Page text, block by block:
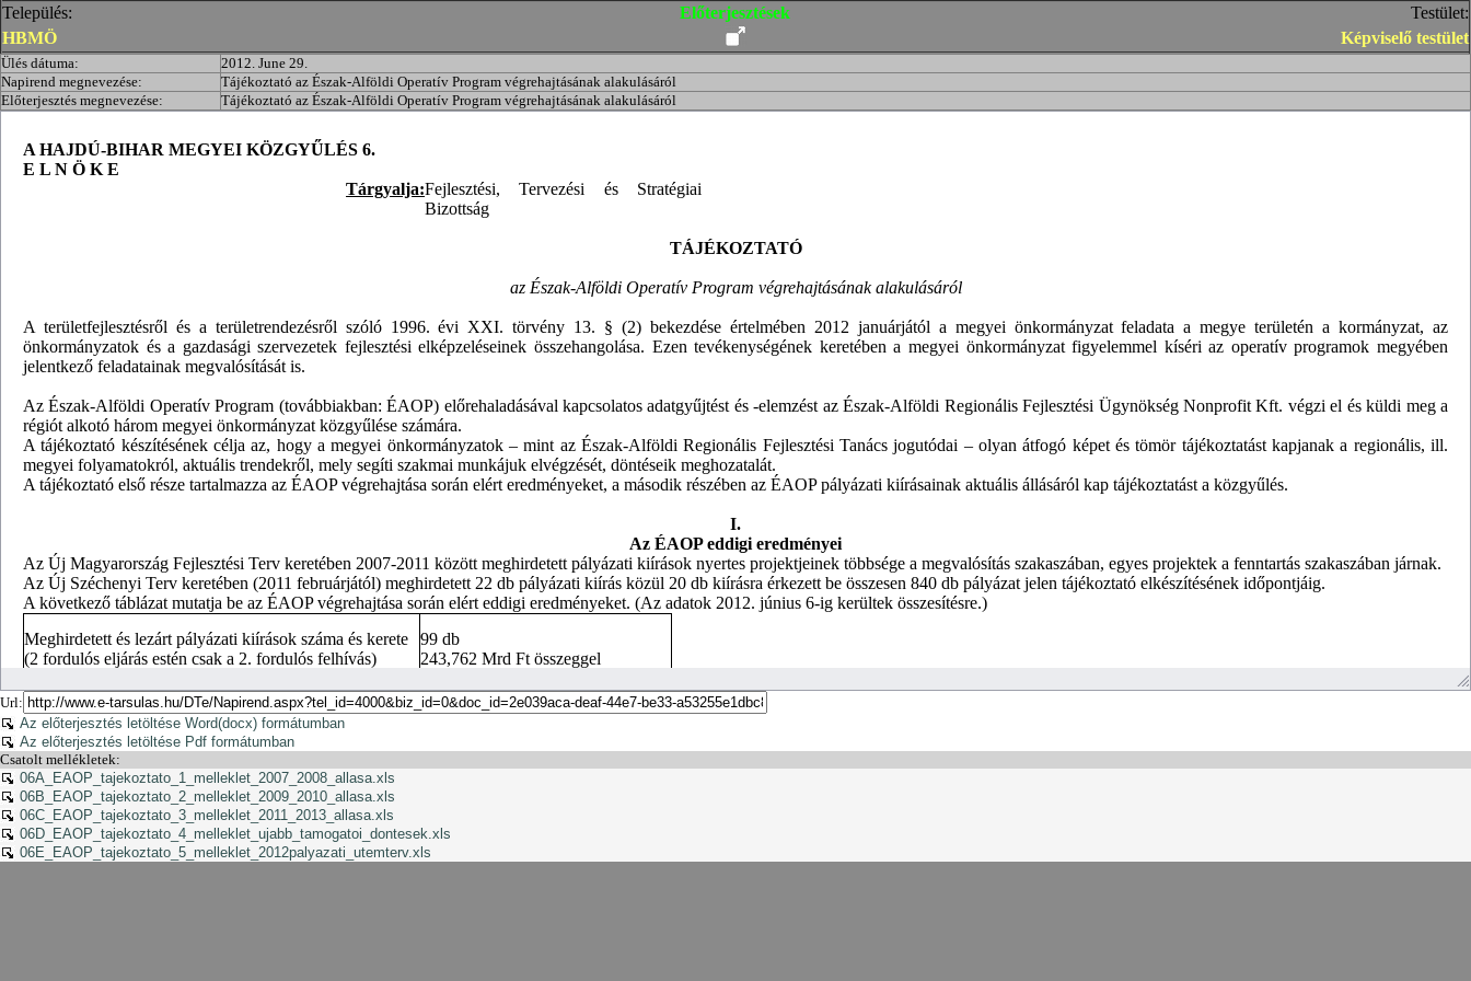
Település: Előterjesztések
Testület:
HBMÖ
Képviselő testület
Ülés dátuma:
2012. June 29.
Napirend megnevezése:
Tájékoztató az Észak-Alföldi Operatív Program végrehajtásának alakulásáról
Előterjesztés megnevezése:
Tájékoztató az Észak-Alföldi Operatív Program végrehajtásának alakulásáról
Url:
Az előterjesztés letöltése Word(docx) formátumban
Az előterjesztés letöltése Pdf formátumban
Csatolt mellékletek:
06A_EAOP_tajekoztato_1_melleklet_2007_2008_allasa.xls
06B_EAOP_tajekoztato_2_melleklet_2009_2010_allasa.xls
06C_EAOP_tajekoztato_3_melleklet_2011_2013_allasa.xls
06D_EAOP_tajekoztato_4_melleklet_ujabb_tamogatoi_dontesek.xls
06E_EAOP_tajekoztato_5_melleklet_2012palyazati_utemterv.xls